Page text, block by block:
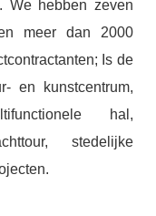
We hebben zeven
meer dan 2000
Is de
en kunstcentrum,
hal,
stedelijke